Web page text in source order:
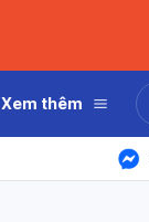
Xem thêm